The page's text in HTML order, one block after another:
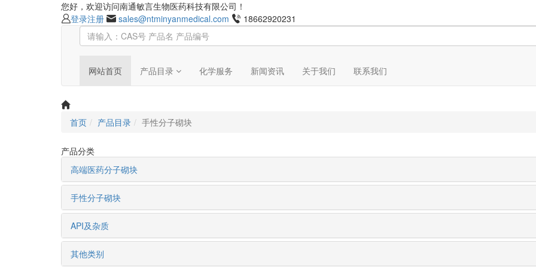
您好，欢迎访问南通敏言生物医药科技有限公司！
登录注册 sales@ntminyanmedical.com 18662920231
网站首页 产品目录 化学服务 新闻资讯 关于我们 联系我们
首页 产品目录 手性分子砌块
产品分类
高端医药分子砌块
手性分子砌块
API及杂质
其他类别